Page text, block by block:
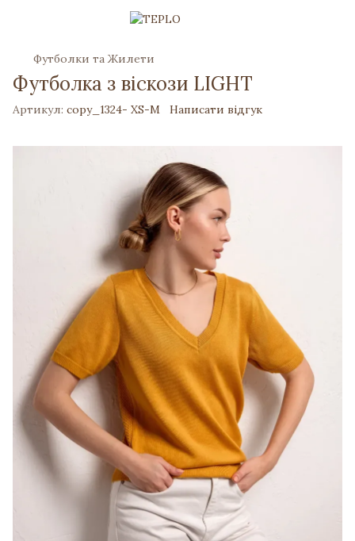
Футболки та Жилети
Футболка з віскози LIGHT
Артикул: copy_1324- XS-M Написати відгук